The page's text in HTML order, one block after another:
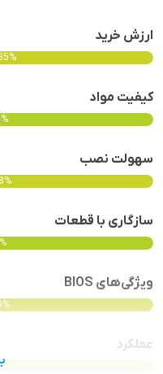
ارزش خرید
کیفیت مواد
سهولت نصب
سازگاری با قطعات
ویژگی‌های BIOS
عملکرد